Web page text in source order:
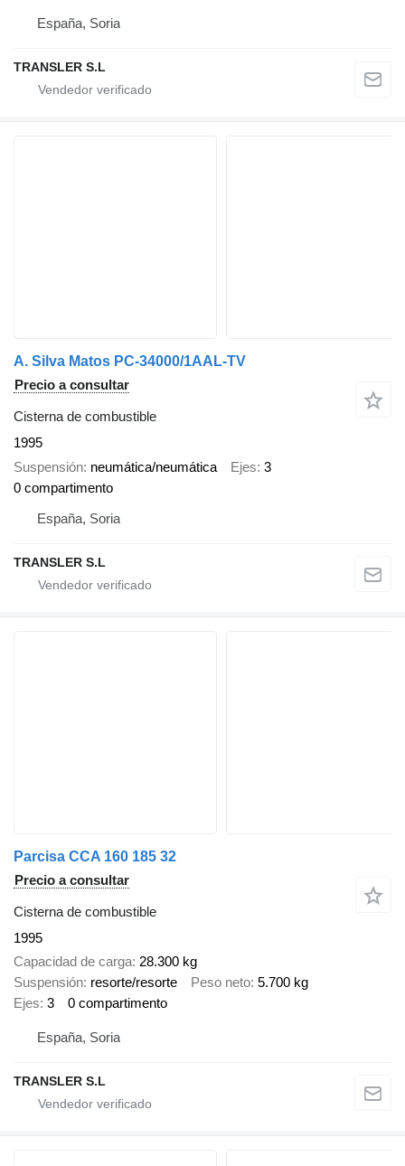
España, Soria
TRANSLER S.L
A. Silva Matos PC-34000/1AAL-TV
Precio a consultar
Cisterna de combustible
1995
Suspensión neumática/neumática Ejes 3
0 compartimento
España, Soria
TRANSLER S.L
Parcisa CCA 160 185 32
Precio a consultar
Cisterna de combustible
1995
Capacidad de carga 28.300 kg
Suspensión resorte/resorte Peso neto 5.700 kg
Ejes 3 0 compartimento
España, Soria
TRANSLER S.L